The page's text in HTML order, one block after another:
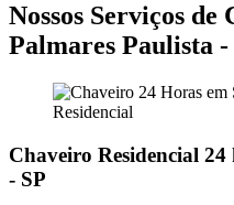
Nossos Serviços
Palmares Paulista -
Chaveiro Residencial
- SP